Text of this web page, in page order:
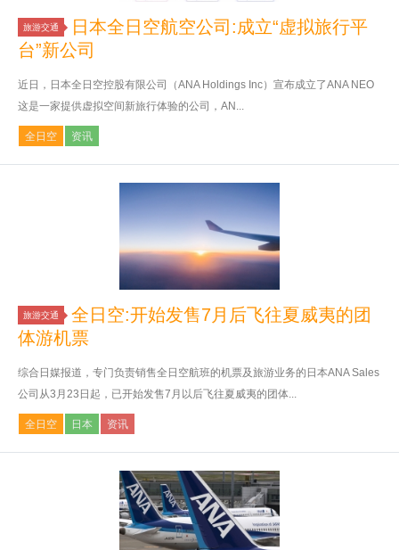
旅游交通
日本全日空航空公司:成立“虚拟旅行平
台”新公司
近日，日本全日空控股有限公司（ANA Holdings Inc）宣布成立了ANA NEO
这是一家提供虚拟空间新旅行体验的公司，AN...
全日空 资讯
旅游交通
全日空:开始发售7月后飞往夏威夷的团
体游机票
综合日媒报道，专门负责销售全日空航班的机票及旅游业务的日本ANA Sales
公司从3月23日起，已开始发售7月以后飞往夏威夷的团体...
全日空 日本 资讯